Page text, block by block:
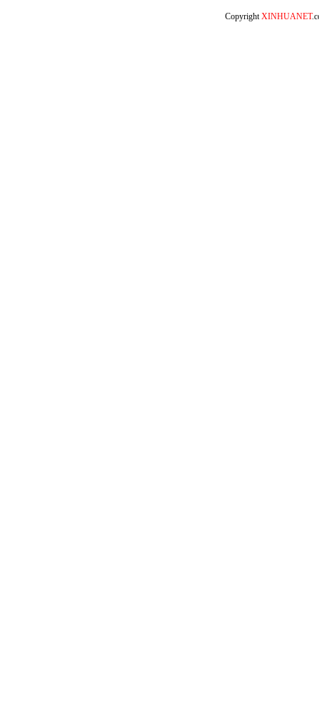
CopyrightXINHUANET